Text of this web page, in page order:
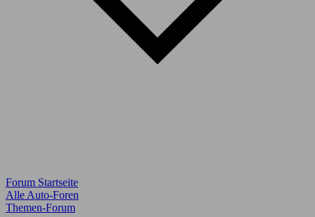
Forum Startseite
Alle Auto-Foren
Themen-Forum